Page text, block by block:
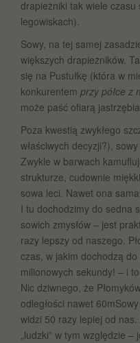
drapieżniki tak wiele
legowiskach).
Sowy, na tej samej
większych drapieżników.
się na Pustułkę (która w
konkurentem przy półce z
może paść ofiarą
Poza kwestią zwykłego
właściwych decyzji?),
Zwykle w barwach
strukturze, cudownie
sowa leci. Nawet ona
I tu dochodzimy do sedna
sowich zmysłów – jest
razy lepszy od naszego.
czas, w jakim dochodzą
milionowych sekundy! – i
Nic dziwnego, że
odległości nawet
widzi 50 razy lepiej od
„ludzki” w tym względzie